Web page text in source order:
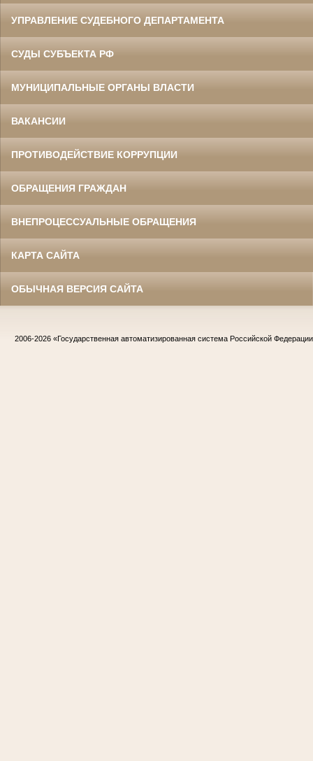
УПРАВЛЕНИЕ СУДЕБНОГО ДЕПАРТАМЕНТА
СУДЫ СУБЪЕКТА РФ
МУНИЦИПАЛЬНЫЕ ОРГАНЫ ВЛАСТИ
ВАКАНСИИ
ПРОТИВОДЕЙСТВИЕ КОРРУПЦИИ
ОБРАЩЕНИЯ ГРАЖДАН
ВНЕПРОЦЕССУАЛЬНЫЕ ОБРАЩЕНИЯ
КАРТА САЙТА
ОБЫЧНАЯ ВЕРСИЯ САЙТА
2006-2026 «Государственная автоматизированная система Российской